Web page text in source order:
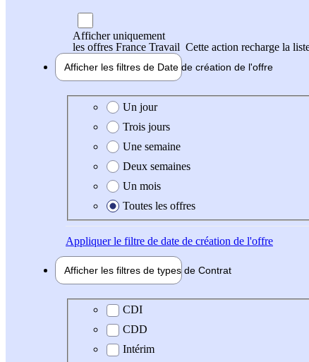
Afficher uniquement
les offres France Travail Cette action recharge la
Afficher les filtres de Date de création de l'offre
Date de création de l'offre
Un jour
Trois jours
Une semaine
Deux semaines
Un mois
Toutes les offres
Appliquerle filtre de date de création de l'offre
Afficher les filtres de types de Contrat
Type de contrat
CDI
CDD
Intérim